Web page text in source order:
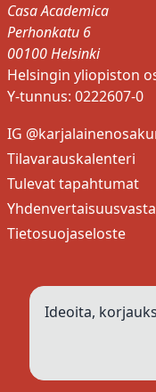
Casa Academica
Perhonkatu 6
00100 Helsinki
Helsingin yliopiston
Y-tunnus: 0222607-0
IG
Tilavarauskalenteri
Tulevat tapahtumat
Tietosuojaseloste
Ideoita,